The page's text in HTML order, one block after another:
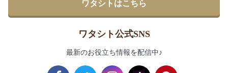
ワタシトはこちら
ワタシト公式SNS
最新のお役立ち情報を配信中♪